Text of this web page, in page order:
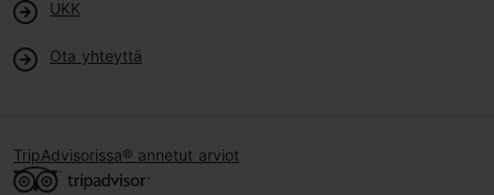
UKK
Ota yhteyttä
TripAdvisorissa® annetut arviot